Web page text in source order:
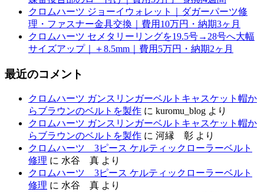
クロムハーツ ジョーイウォレット｜ダガーパーツ修
理・ファスナー金具交換｜費用10万円・納期3ヶ月
クロムハーツ セメタリーリングを19.5号→28号へ大幅
サイズアップ｜＋8.5mm｜費用5万円・納期2ヶ月
最近のコメント
クロムハーツ ガンスリンガーベルトキャスケット帽か
らブラウンのベルトを製作 に kuromu_blog より
クロムハーツ ガンスリンガーベルトキャスケット帽か
らブラウンのベルトを製作 に 河縁 彰 より
クロムハーツ 3ピース ケルティックローラーベルト
修理 に 水谷 真 より
クロムハーツ 3ピース ケルティックローラーベルト
修理 に 水谷 真 より